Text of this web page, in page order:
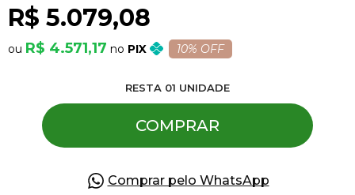
R$ 5.079,08
R$ 4.571,17 PIX 10% OFF
RESTA 01 UNIDADE
COMPRAR
Comprar pelo WhatsApp
Piercing
Pedras Preciosas
Presente
OFERTAS